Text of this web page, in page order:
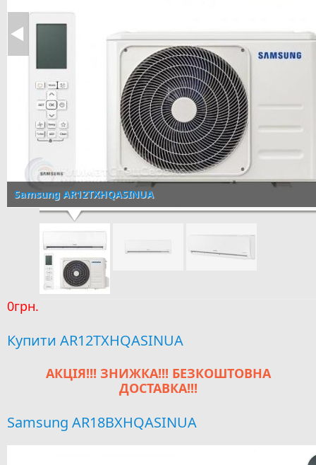
Samsung AR12TXHQASINUA
0грн.
Купити AR12TXHQASINUA
АКЦІЯ!!! ЗНИЖКА!!! БЕЗКОШТОВНА
ДОСТАВКА!!!
Samsung AR18BXHQASINUA